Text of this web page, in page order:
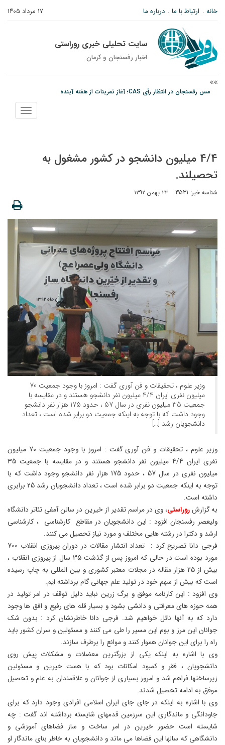
۱۷ مرداد ۱۴۰۵ خانه ارتباط با ما درباره ما
سایت تحلیلی خبری روراستی
اخبار رفسنجان و كرمان
مس رفسنجان در انتظار رأی CAS؛ آغاز تمرینات از هفته آینده
پیام رئیس کل دادگستری استان کرمان به مناسبت ۱۷ مردادماه سالروز شهادت شهید
نمایش
منو
4/4 میلیون دانشجو در کشور مشغول به
تحصیلند.
شناسه خبر: 3531 ۲۳ بهمن ۱۳۹۲
وزیر علوم ، تحقیقات و فن آوری گفت : امروز با وجود جمعیت 70
میلیون نفری ایران 4/4 میلیون نفر دانشجو هستند و در مقایسه با
جمعیت 35 میلیون نفری در سال 57 ، حدود 175 هزار نفر دانشجو
وجود داشت که با توجه به اینکه جمعیت دو برابر شده است ، تعداد
دانشجویان رشد […]
وزیر علوم ، تحقیقات و فن آوری گفت : امروز با وجود جمعیت 70 میلیون
نفری ایران 4/4 میلیون نفر دانشجو هستند و در مقایسه با جمعیت 35
میلیون نفری در سال 57 ، حدود 175 هزار نفر دانشجو وجود داشت که با
توجه به اینکه جمعیت دو برابر شده است ، تعداد دانشجویان رشد 25 برابری
داشته است.
به گزارشروراستی، وی در مراسم تقدیر از خیرین در سالن آمفی تئاتر دانشگاه
ولیعصر رفسنجان افزود : این دانشجویان در مقاطع کارشناسی ، کارشناسی
ارشد و دکترا در رشته هایی مختلف و مورد نیاز تحصیل می کنند.
فرجی دانا تصریح کرد : تعداد انتشار مقالات در دوران پیروزی انقلاب 700
مورد بوده است در حالی که امروز پس از گذشت 35 سال از پیروزی انقلاب ،
بیش از 25 هزار مقاله در مجلات معتبر کشوری و بین المللی به چاپ رسیده
است که بیش از سهم خود در تولید علم جهانی گام برداشته ایم.
وی افزود : این کارنامه موفق و برگ زرین نباید دلیل توقف در امر تولید در
همه حوزه های معرفتی و دانشی بشود و بسیار قله های رفیع و افق ها وجود
دارد که به آنها نائل خواهیم شد. فرجی دانا خاطرنشان کرد : بدون شک
جوانان این مرز و بوم این مسیر را طی می کنند و مسئولین و سران کشور باید
راه را برای این جوانان هموار کنند و موانع را برطرف سازند.
وی با اشاره به اینکه یکی از بزرگترین معضلات و مشکلات پیش روی
دانشجویان ، فقر و کمبود امکانات بود که با همت خیرین و مسئولین
زیرساختها فراهم شد و امروز بسیاری از جوانان و علاقمندان به علم و تحصیل
موفق به ادامه تحصیل شدند.
وی با اشاره به اینکه در جای جای ایران اسلامی افرادی وجود دارد که برای
جاودانگی و ماندگاری این سرزمین قدمهای شایسته برداشته اند گفت : چه
شایسته است حضور خیرین در امر ساخت و ساز فضاهای آموزشی و
دانشگاهی که سالها این فضاها می ماند و دانشجویان به خاطر بنای ماندگار او